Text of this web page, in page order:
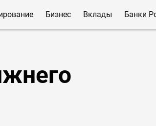
Бизнес Вклады Банки